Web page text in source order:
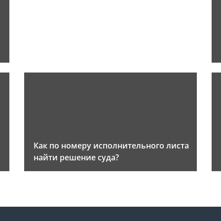
Как по номеру исполнительного листа
найти решение суда?